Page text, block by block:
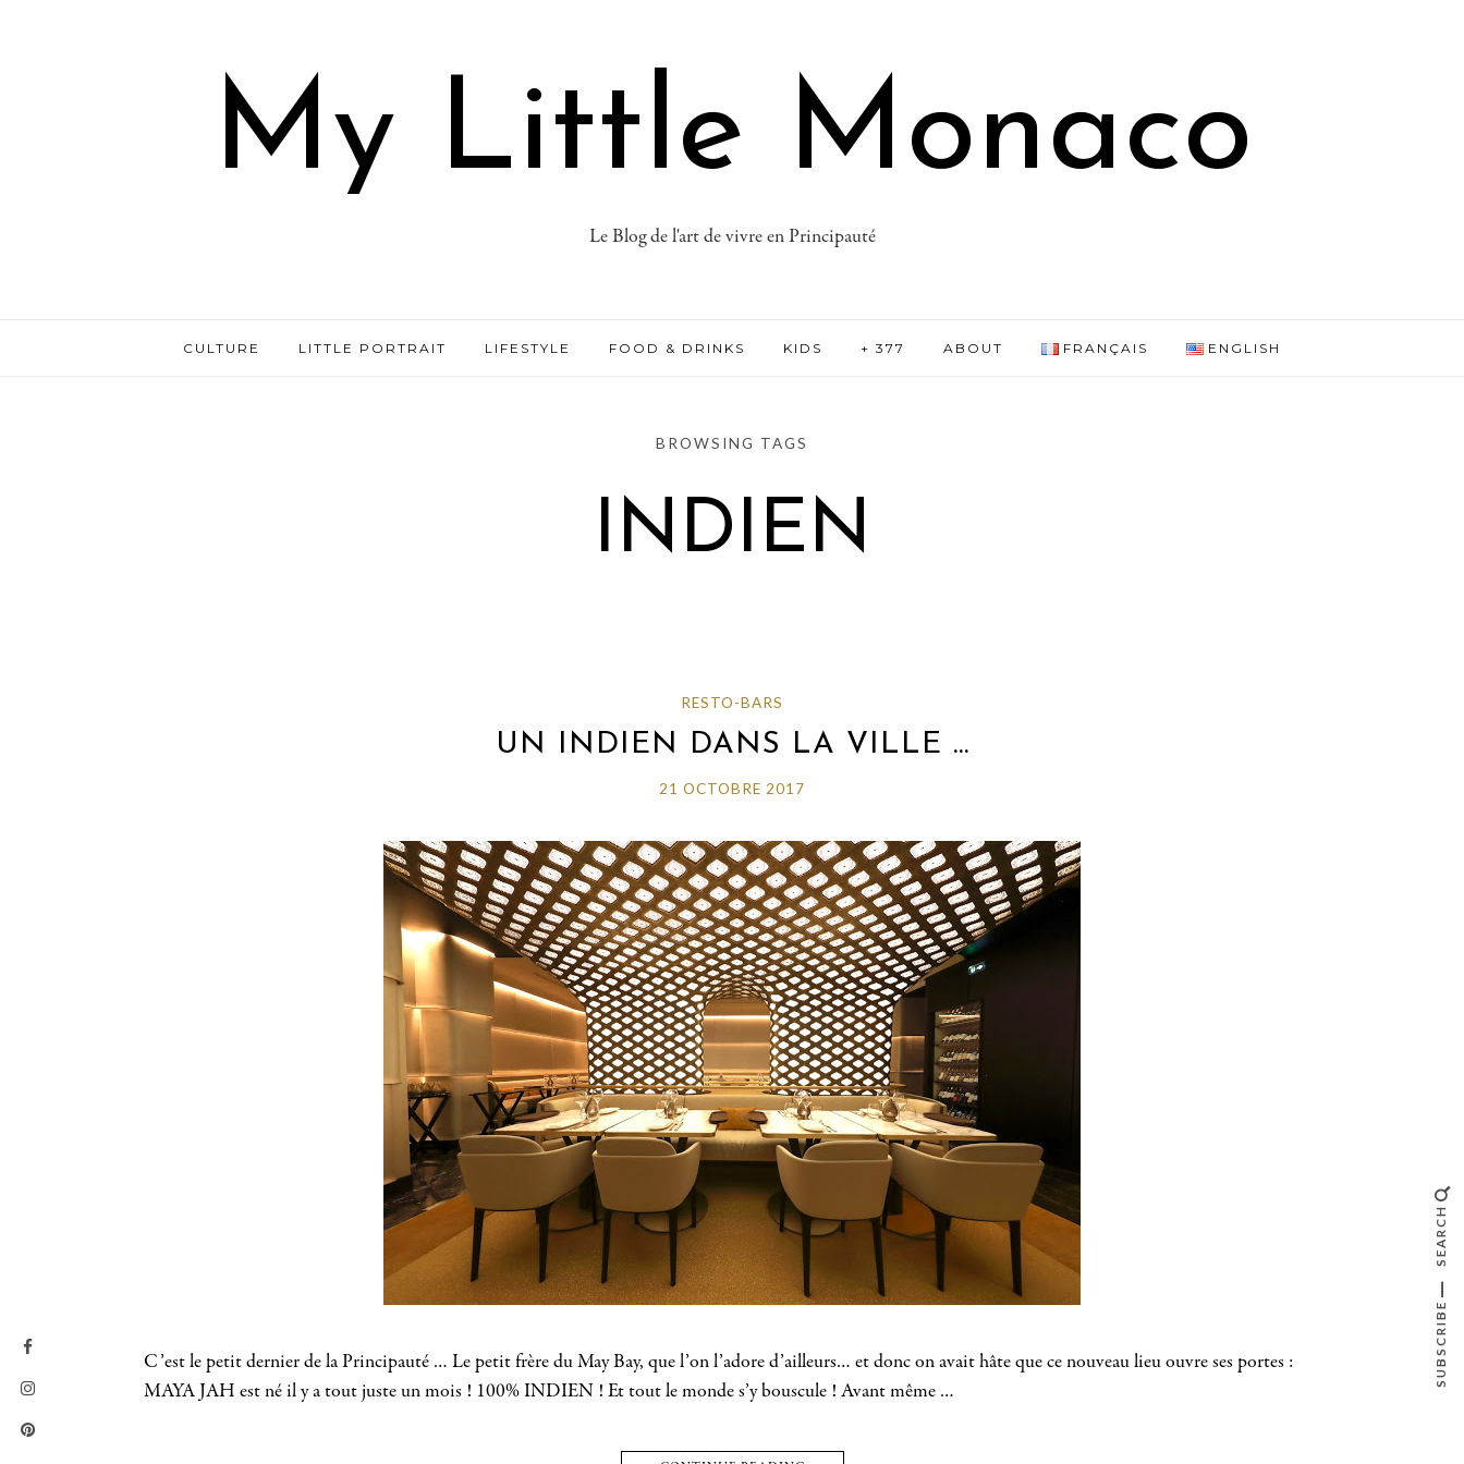
My Little Monaco
Le Blog de l'art de vivre en Principauté
CULTURE LITTLE PORTRAIT LIFESTYLE FOOD & DRINKS KIDS + 377 ABOUT FRANÇAIS ENGLISH
BROWSING TAGS
INDIEN
RESTO-BARS
UN INDIEN DANS LA VILLE …
21 OCTOBRE 2017
C’est le petit dernier de la Principauté … Le petit frère du May Bay, que l’on l’adore d’ailleurs… et donc on avait hâte que ce nouveau lieu ouvre ses portes :
MAYA JAH est né il y a tout juste un mois ! 100% INDIEN ! Et tout le monde s’y bouscule ! Avant même …
SEARCH
SUBSCRIBE